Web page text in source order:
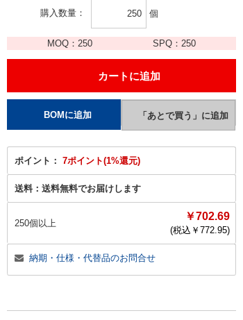
購入数量 個
MOQ：250 SPQ： 250
ポイント： 7ポイント(1%還元)
送料： 送料無料でお届けします
250個以上
￥702.69
(税込￥ 772.95)
納期・仕様・代替品のお問合せ